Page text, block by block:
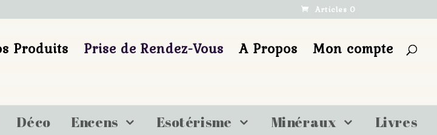
Articles 0
Produits Prise de Rendez-Vous A Propos Mon compte
Déco Encens Esotérisme Minéraux Livres